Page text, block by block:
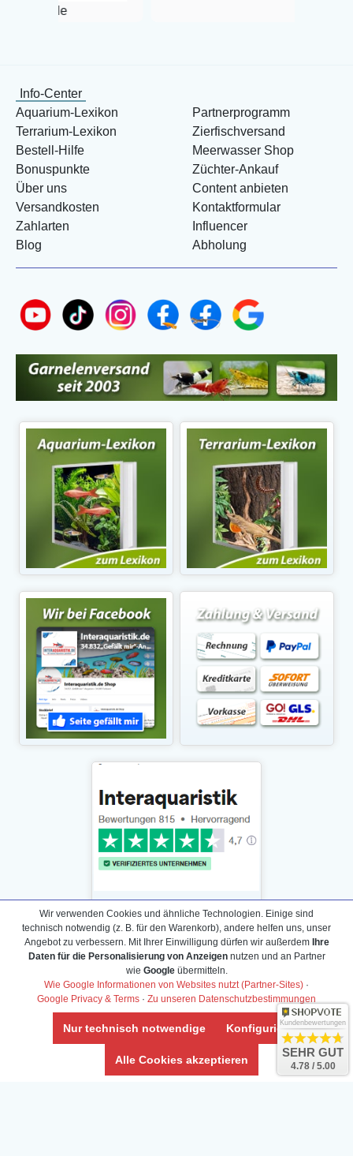
Info-Center
Aquarium-Lexikon
Terrarium-Lexikon
Bestell-Hilfe
Bonuspunkte
Über uns
Versandkosten
Zahlarten
Blog
Partnerprogramm
Zierfischversand
Meerwasser Shop
Züchter-Ankauf
Content anbieten
Kontaktformular
Influencer
Abholung
Daten­schutz­erklärung
Widerrufs­recht /Widerrufs­formular
AGB & Info
Impressum
Umwelt und Entsorgung
Vertrag widerrufen
Wir verwenden Cookies und ähnliche Technologien. Einige sind
technisch notwendig (z. B. für den Warenkorb), andere helfen uns, unser
Angebot zu verbessern. Mit Ihrer Einwilligung dürfen wir außerdem Ihre
Daten für die Personalisierung von Anzeigennutzen und an Partner
wie Googleübermitteln.
Wie Google Informationen von Websites nutzt (Partner-Sites) ·
Google Privacy & Terms · Zu unseren Datenschutzbestimmungen
Nur technisch notwendige Konfigurieren
Alle Cookies akzeptieren
Kundenbewertungen
SEHR GUT
4.78 / 5.00